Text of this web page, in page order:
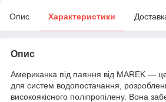
Опис Характеристики
Опис
Американка під паяння від MAREK —
для систем водопостачання,
високоякісного поліпропілену. Вона